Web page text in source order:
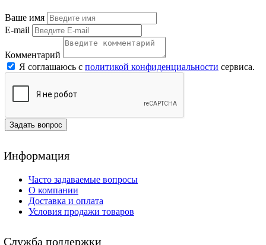
Ваше имя
E-mail
Комментарий
Я соглашаюсь с политикой конфиденциальности сервиса.
Задать вопрос
Информация
Часто задаваемые вопросы
О компании
Доставка и оплата
Условия продажи товаров
Служба поддержки